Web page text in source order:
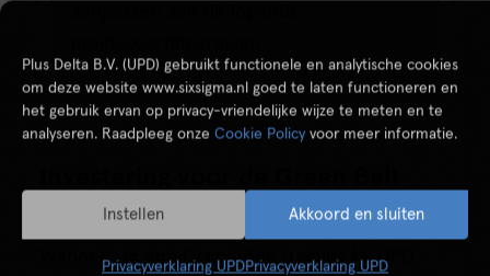
Plus Delta B.V. (UPD) gebruikt functionele en analytische cookies
om deze website www.sixsigma.nl goed te laten functioneren en
het gebruik ervan op privacy-vriendelijke wijze te meten en te
analyseren. Raadpleeg onze Cookie Policy voor meer informatie.
Akkoord en sluiten
Instellen
Privacyverklaring UPDPrivacyverklaring UPD
Certificering
Wanneer je een Green Belt training bij UPD